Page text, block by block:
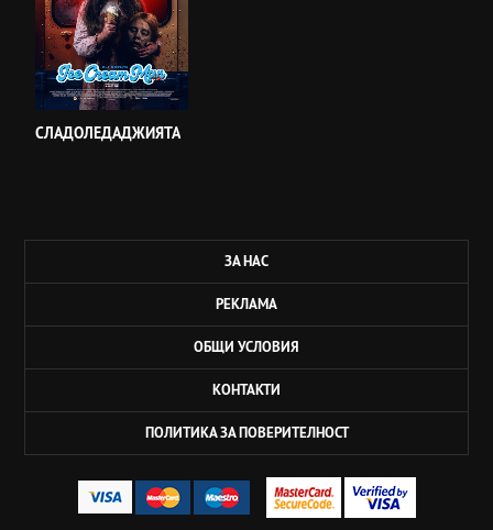
СЛАДОЛЕДАДЖИЯТА
ЗА НАС
РЕКЛАМА
ОБЩИ УСЛОВИЯ
КОНТАКТИ
ПОЛИТИКА ЗА ПОВЕРИТЕЛНОСТ